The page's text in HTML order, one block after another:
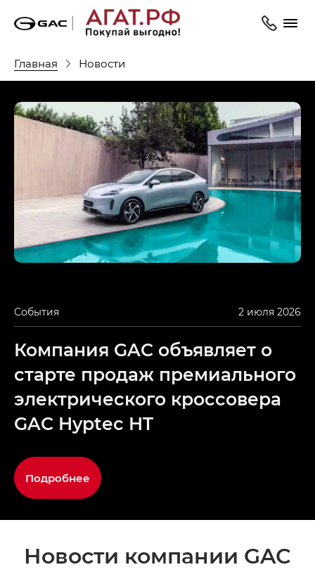
Главная Новости
События 2 июля 2026
Компания GAC объявляет о
старте продаж премиального
электрического кроссовера
GAC Hyptec HT
Подробнее
Новости компании GAC